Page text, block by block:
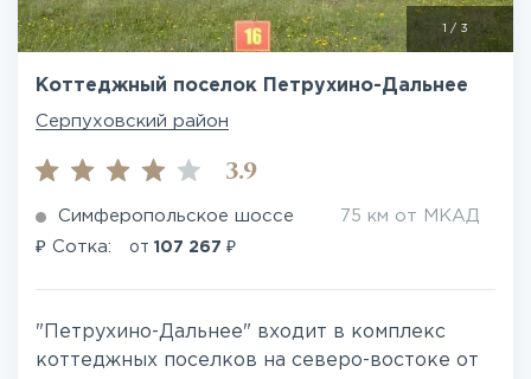
/ 3
Коттеджный поселок Петрухино-Дальнее
Серпуховский район
3.9
Симферопольское шоссе 75 км от МКАД
₽ Сотка: от 107 267 ₽
"Петрухино-Дальнее" входит в комплекс
коттеджных поселков на северо-востоке от